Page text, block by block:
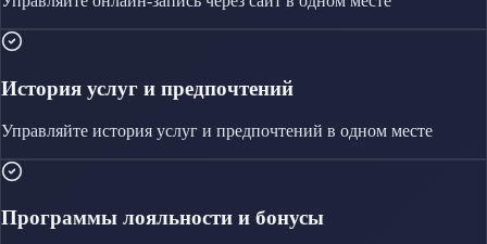
История услуг и предпочтений
Управляйте история услуг и предпочтений в одном месте
Программы лояльности и бонусы